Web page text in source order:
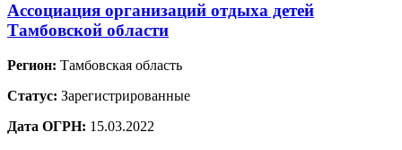
Ассоциация организаций отдыха детей
Тамбовской области
Регион: Тамбовская область
Статус: Зарегистрированные
Дата ОГРН: 15.03.2022